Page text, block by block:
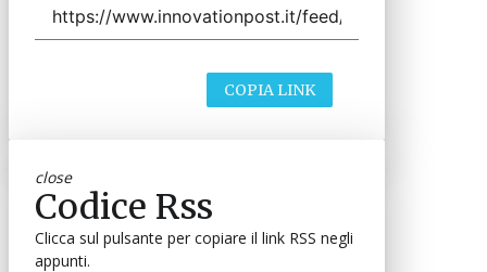
COPIA LINK
close
Codice Rss
Clicca sul pulsante per copiare il link RSS negli
appunti.